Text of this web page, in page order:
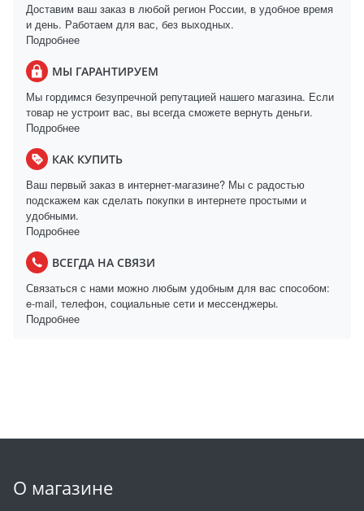
Доставим ваш заказ в любой регион России, в удобное время
и день. Работаем для вас, без выходных.
Подробнее
МЫ ГАРАНТИРУЕМ
Мы гордимся безупречной репутацией нашего магазина. Если
товар не устроит вас, вы всегда сможете вернуть деньги.
Подробнее
КАК КУПИТЬ
Ваш первый заказ в интернет-магазине? Мы с радостью
подскажем как сделать покупки в интернете простыми и
удобными.
Подробнее
ВСЕГДА НА СВЯЗИ
Связаться с нами можно любым удобным для вас способом:
e-mail, телефон, социальные сети и мессенджеры.
Подробнее
О магазине